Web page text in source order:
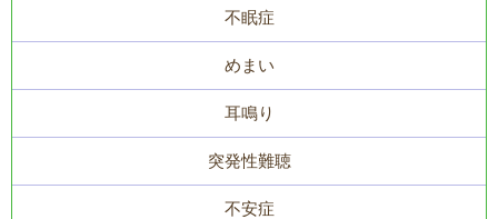
不眠症
めまい
耳鳴り
突発性難聴
不安症